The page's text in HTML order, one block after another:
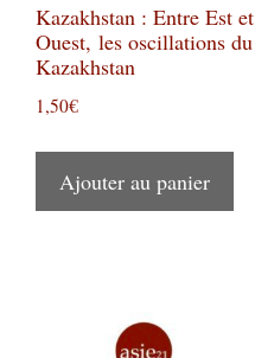
Kazakhstan : Entre Est et
Ouest, les oscillations du
Kazakhstan
1,50€
Ajouter au panier